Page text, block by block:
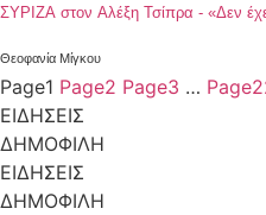
ΣΥΡΙΖΑ στον Αλέξη Τσίπρα - «Δεν
Θεοφανία Μίγκου
Page1 Page2 Page3 … Page
ΕΙΔΗΣΕΙΣ
ΔΗΜΟΦΙΛΗ
ΕΙΔΗΣΕΙΣ
ΔΗΜΟΦΙΛΗ